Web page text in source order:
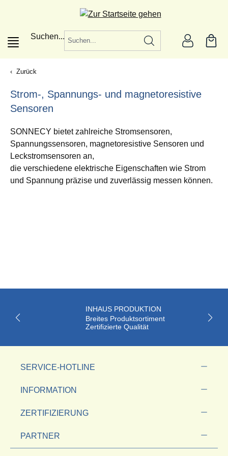
Suchen...
Zurück
Strom-, Spannungs- und magnetoresistive
Sensoren
SONNECY bietet zahlreiche Stromsensoren,
Spannungssensoren, magnetoresistive Sensoren und
Leckstromsensoren an,
die verschiedene elektrische Eigenschaften wie Strom
und Spannung präzise und zuverlässig messen können.
INHAUS PRODUKTION
Breites Produktsortiment
Zertifizierte Qualität
SERVICE-HOTLINE
INFORMATION
ZERTIFIZIERUNG
PARTNER